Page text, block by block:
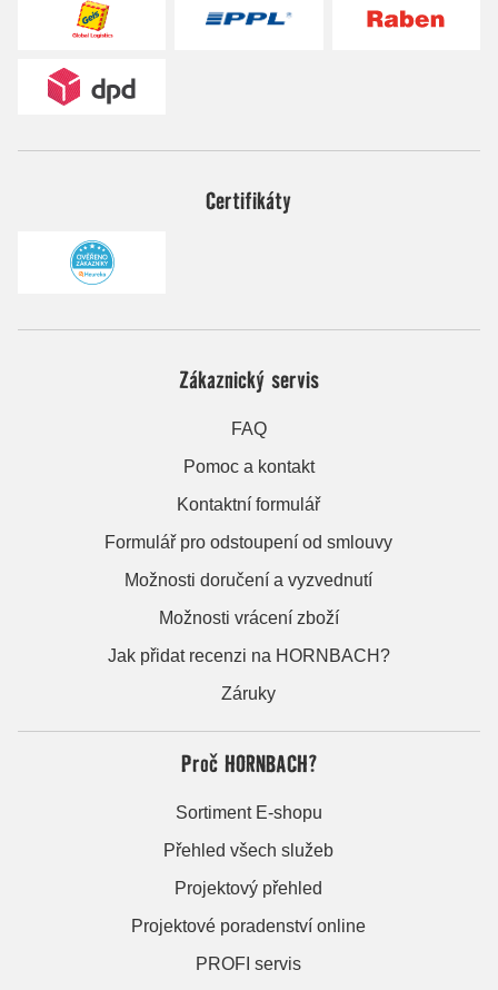
Certifikáty
Zákaznický servis
FAQ
Pomoc a kontakt
Kontaktní formulář
Formulář pro odstoupení od smlouvy
Možnosti doručení a vyzvednutí
Možnosti vrácení zboží
Jak přidat recenzi na HORNBACH?
Záruky
Proč HORNBACH?
Sortiment E-shopu
Přehled všech služeb
Projektový přehled
Projektové poradenství online
PROFI servis